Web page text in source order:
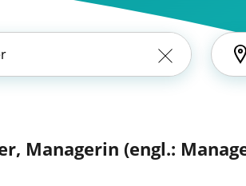
Managerin (engl.: